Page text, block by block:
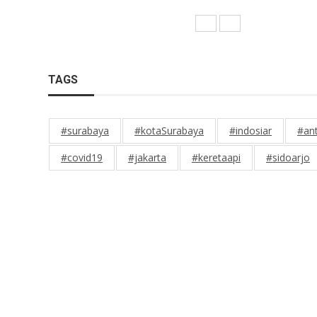
TAGS
#surabaya #kotaSurabaya #indosiar
#covid19
#jakarta #keretaapi #sidoarjo